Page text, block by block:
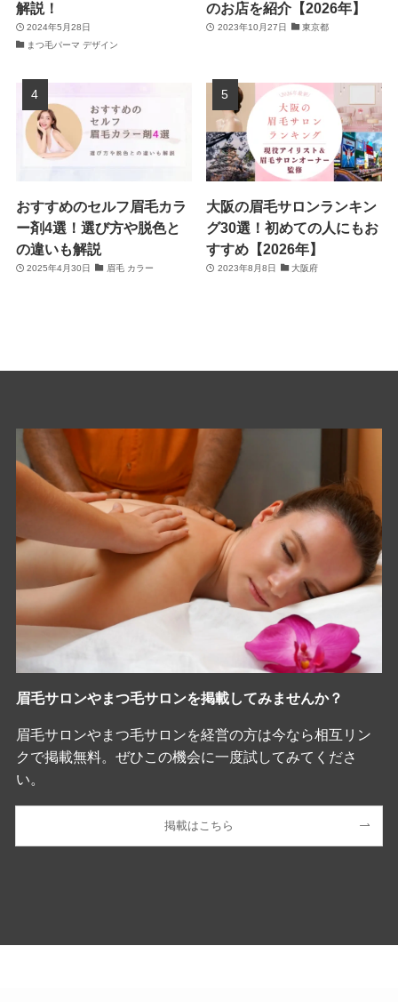
解説！
2024年5月28日
まつ毛パーマ デザイン
のお店を紹介【2026年】
2023年10月27日 東京都
おすすめのセルフ眉毛カラ
ー剤4選！選び方や脱色と
の違いも解説
2025年4月30日 眉毛 カラー
大阪の眉毛サロンランキン
グ30選！初めての人にもお
すすめ【2026年】
2023年8月8日 大阪府
眉毛サロンやまつ毛サロンを掲載してみませんか？
眉毛サロンやまつ毛サロンを経営の方は今なら相互リン
クで掲載無料。ぜひこの機会に一度試してみてくださ
い。
掲載はこちら